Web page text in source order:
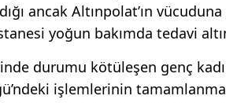
ancak Altınpolat’ın
yoğun bakımda tedavi
durumu kötüleşen genç
işlemlerinin